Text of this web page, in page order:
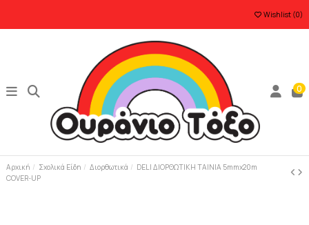
Wishlist (0)
0
Αρχική Σχολικά Είδη Διορθωτικά
DELI ΔΙΟΡΘΩΤΙΚΗ ΤΑΙΝΙΑ 5mmx20m
COVER-UP